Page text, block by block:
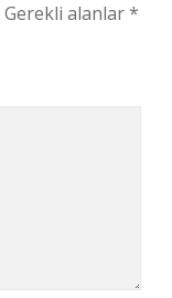
Gerekli alanlar*